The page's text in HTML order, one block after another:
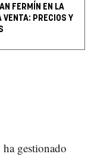
FERMÍN EN LA
VENTA: PRECIOS Y
ha gestionado